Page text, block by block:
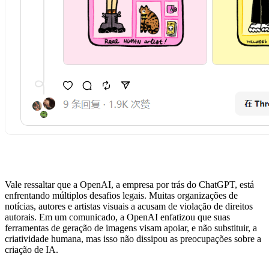
Vale ressaltar que a OpenAI, a empresa por trás do ChatGPT, está
enfrentando múltiplos desafios legais. Muitas organizações de
notícias, autores e artistas visuais a acusam de violação de direitos
autorais. Em um comunicado, a OpenAI enfatizou que suas
ferramentas de geração de imagens visam apoiar, e não substituir, a
criatividade humana, mas isso não dissipou as preocupações sobre a
criação de IA.